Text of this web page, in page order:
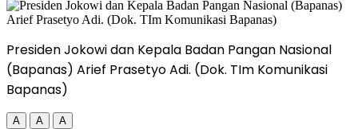
Presiden Jokowi dan Kepala Badan Pangan Nasional
(Bapanas) Arief Prasetyo Adi. (Dok. TIm Komunikasi
Bapanas)
A A A